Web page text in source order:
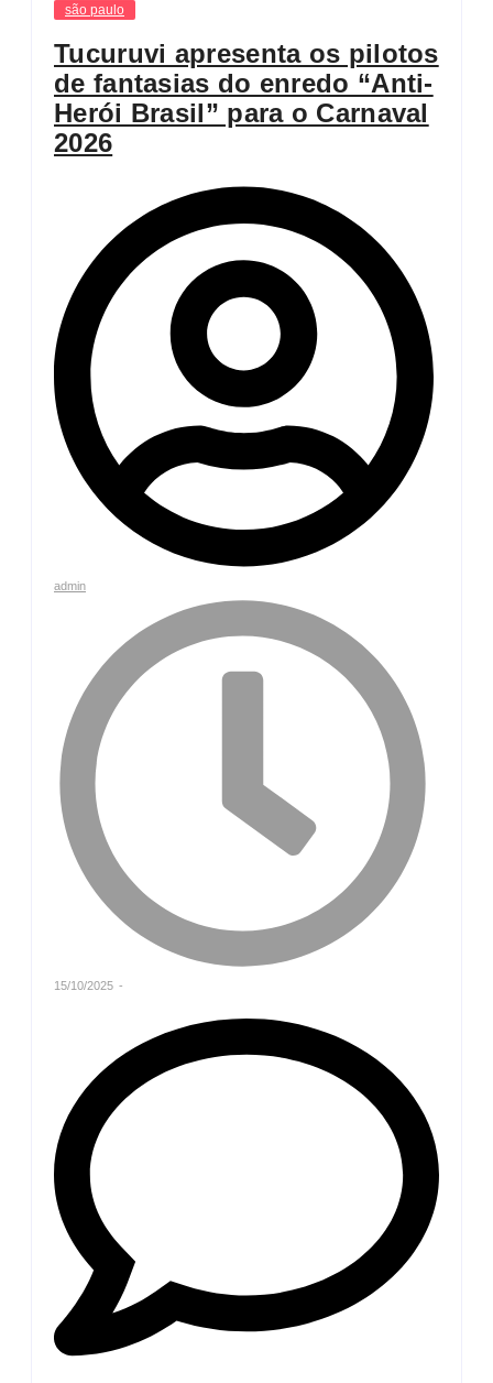
são paulo
Tucuruvi apresenta os pilotos
de fantasias do enredo “Anti-
Herói Brasil” para o Carnaval
2026
admin
15/10/2025 -